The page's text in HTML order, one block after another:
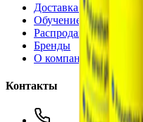
Доставка и оплата
Обучение
Распродажа
Бренды
О компании
Контакты